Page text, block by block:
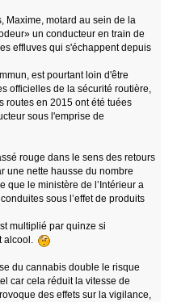
Maxime, motard au sein de la
un conducteur en train de
effluves qui s'échappent depuis
est pourtant loin d'être
officielles de la sécurité routière,
routes en 2015 ont été tuées
sous l'emprise de
rouge dans le sens des retours
une nette hausse du nombre
que le ministère de l’Intérieur a
sous l’effet de produits
multiplié par quinze si
alcool.
du cannabis double le risque
car cela réduit la vitesse de
des effets sur la vigilance,